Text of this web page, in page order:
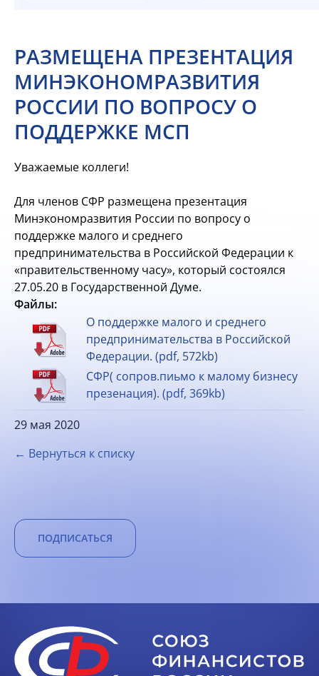
РАЗМЕЩЕНА ПРЕЗЕНТАЦИЯ
МИНЭКОНОМРАЗВИТИЯ
РОССИИ ПО ВОПРОСУ О
ПОДДЕРЖКЕ МСП
Уважаемые коллеги!
Для членов СФР размещена презентация
Минэкономразвития России по вопросу о
поддержке малого и среднего
предпринимательства в Российской Федерации к
«правительственному часу», который состоялся
27.05.20 в Государственной Думе.
Файлы:
О поддержке малого и среднего
предпринимательства в Российской
Федерации. (pdf, 572kb)
СФР( сопров.пиьмо к малому бизнесу
презенация). (pdf, 369kb)
29 мая 2020
← Вернуться к списку
ПОДПИСАТЬСЯ